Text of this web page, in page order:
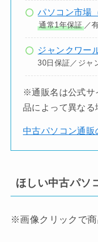
パソコン市場
通常1年保証／
ジャンクワー
30日保証／ジャ
※通販名は公式サ
品によって異なる
中古パソコン通販
ほしい中古パソ
※画像クリックで商